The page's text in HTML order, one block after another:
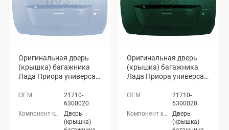
Оригинальная дверь
(крышка) багажника
Лада Приора универсал
королева 690)21710-
6300020
Дверь
(крышка)
Оригинальная дверь
(крышка) багажника
Лада Приора универсал
21710-
6300020
Дверь
(крышка)